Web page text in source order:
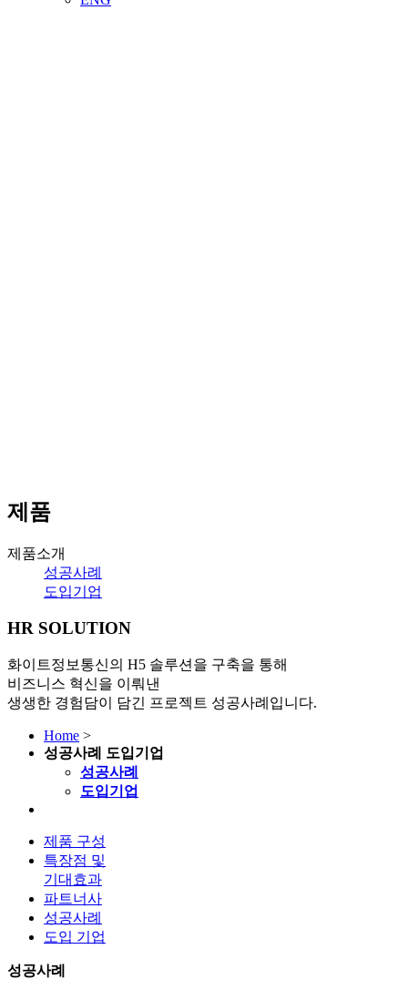
제품
제품소개
성공사례
도입기업
HR SOLUTION
화이트정보통신의 H5 솔루션을 구축을 통해
비즈니스 혁신을 이뤄낸
생생한 경험담이 담긴 프로젝트 성공사례입니다.
Home >
성공사례 도입기업
성공사례
도입기업
제품 구성
특장점 및
기대효과
파트너사
성공사례
도입 기업
성공사례